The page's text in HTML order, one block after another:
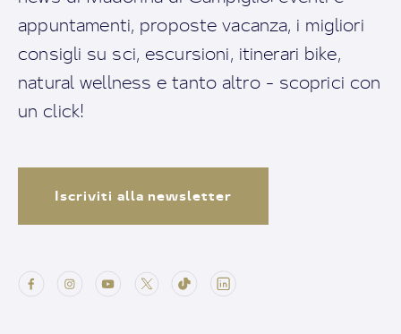
appuntamenti, proposte vacanza, i migliori
consigli su sci, escursioni, itinerari bike,
natural wellness e tanto altro - scoprici con
un click!
Iscriviti alla newsletter